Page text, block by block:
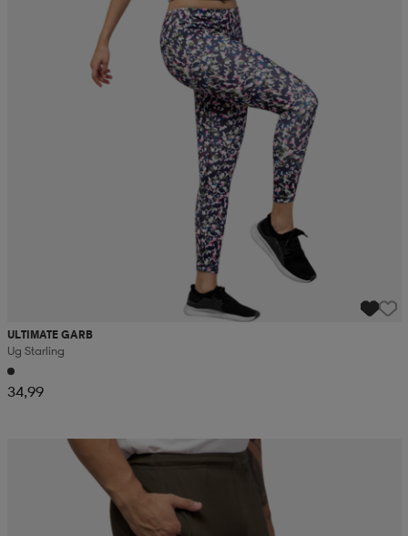
ULTIMATE GARB
Ug Starling
34,99